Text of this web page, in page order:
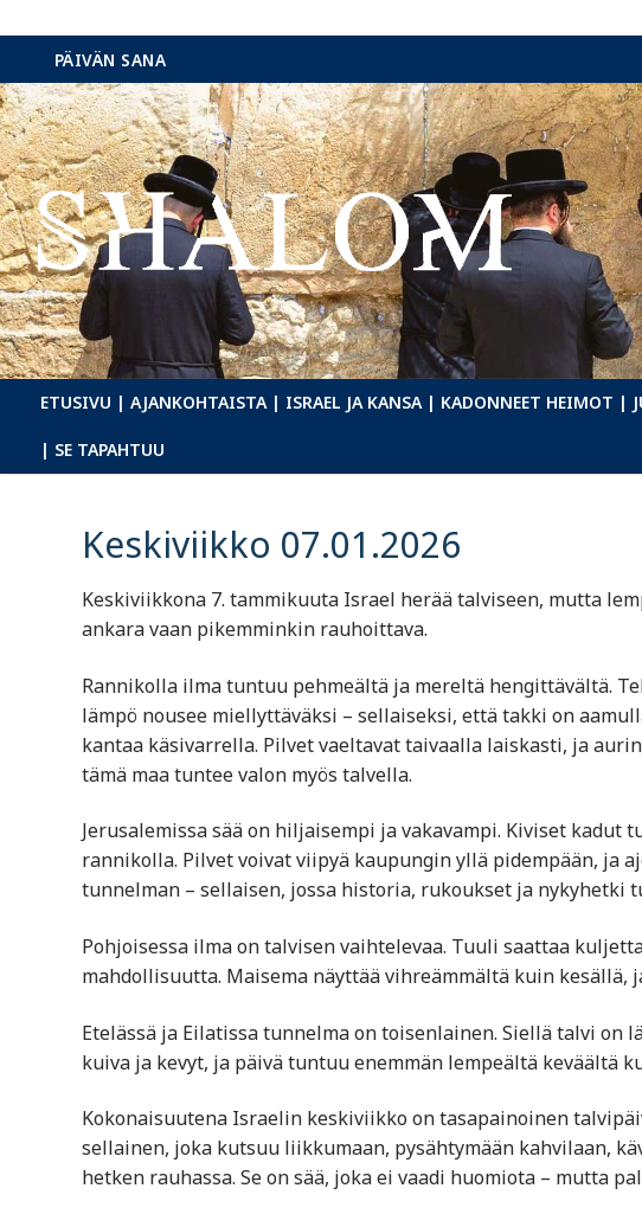
Hyppää
sisältöön
PÄIVÄN SANA
ETUSIVU | AJANKOHTAISTA | ISRAEL JA KANSA | KADONNEET HEIMOT |
| SE TAPAHTUU
Keskiviikko 07.01.2026
Keskiviikkona 7. tammikuuta Israel herää talviseen, mutta
ankara vaan pikemminkin rauhoittava.
Rannikolla ilma tuntuu pehmeältä ja mereltä hengittävältä.
lämpö nousee miellyttäväksi – sellaiseksi, että takki on
kantaa käsivarrella. Pilvet vaeltavat taivaalla laiskasti, ja
tämä maa tuntee valon myös talvella.
Jerusalemissa sää on hiljaisempi ja vakavampi. Kiviset
rannikolla. Pilvet voivat viipyä kaupungin yllä pidempään, ja
tunnelman – sellaisen, jossa historia, rukoukset ja nykyhetki
Pohjoisessa ilma on talvisen vaihtelevaa. Tuuli saattaa
mahdollisuutta. Maisema näyttää vihreämmältä kuin kesällä,
Etelässä ja Eilatissa tunnelma on toisenlainen. Siellä talvi on
kuiva ja kevyt, ja päivä tuntuu enemmän lempeältä keväältä
Kokonaisuutena Israelin keskiviikko on tasapainoinen
sellainen, joka kutsuu liikkumaan, pysähtymään kahvilaan,
hetken rauhassa. Se on sää, joka ei vaadi huomiota – mutta